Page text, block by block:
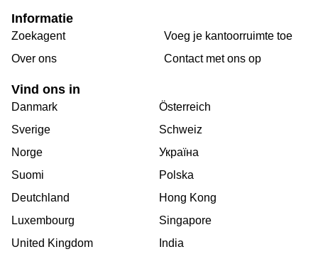
Informatie
Zoekagent
Over ons
Voeg je kantoorruimte toe
Сontact met ons op
Vind ons in
Danmark
Sverige
Norge
Suomi
Deutchland
Luxembourg
United Kingdom
Österreich
Schweiz
Україна
Polska
Hong Kong
Singapore
India